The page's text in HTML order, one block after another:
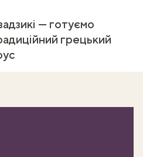
— готуємо
грецький